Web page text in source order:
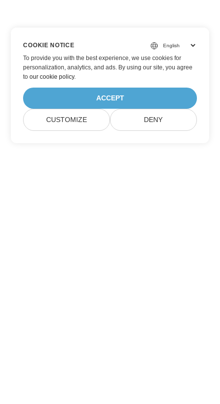
COOKIE NOTICE
To provide you with the best experience, we use cookies for
personalization, analytics, and ads. By using our site, you agree
toour cookie policy.
ACCEPT
CUSTOMIZE DENY